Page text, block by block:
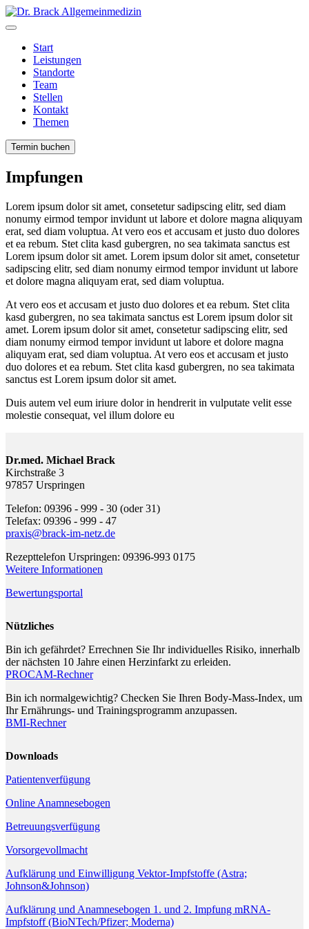
Start
Leistungen
Standorte
Team
Stellen
Kontakt
Themen
Termin buchen
Impfungen
Lorem ipsum dolor sit amet, consetetur sadipscing elitr, sed diam
nonumy eirmod tempor invidunt ut labore et dolore magna aliquyam
erat, sed diam voluptua. At vero eos et accusam et justo duo dolores
et ea rebum. Stet clita kasd gubergren, no sea takimata sanctus est
Lorem ipsum dolor sit amet. Lorem ipsum dolor sit amet, consetetur
sadipscing elitr, sed diam nonumy eirmod tempor invidunt ut labore
et dolore magna aliquyam erat, sed diam voluptua.
At vero eos et accusam et justo duo dolores et ea rebum. Stet clita
kasd gubergren, no sea takimata sanctus est Lorem ipsum dolor sit
amet. Lorem ipsum dolor sit amet, consetetur sadipscing elitr, sed
diam nonumy eirmod tempor invidunt ut labore et dolore magna
aliquyam erat, sed diam voluptua. At vero eos et accusam et justo
duo dolores et ea rebum. Stet clita kasd gubergren, no sea takimata
sanctus est Lorem ipsum dolor sit amet.
Duis autem vel eum iriure dolor in hendrerit in vulputate velit esse
molestie consequat, vel illum dolore eu
Dr.med. Michael Brack
Kirchstraße 3
97857 Urspringen
Telefon: 09396 - 999 - 30 (oder 31)
Telefax: 09396 - 999 - 47
praxis@brack-im-netz.de
Rezepttelefon Urspringen: 09396-993 0175
Weitere Informationen
Bewertungsportal
Nützliches
Bin ich gefährdet? Errechnen Sie Ihr individuelles Risiko, innerhalb
der nächsten 10 Jahre einen Herzinfarkt zu erleiden.
PROCAM-Rechner
Bin ich normalgewichtig? Checken Sie Ihren Body-Mass-Index, um
Ihr Ernährungs- und Trainingsprogramm anzupassen.
BMI-Rechner
Downloads
Patientenverfügung
Online Anamnesebogen
Betreuungsverfügung
Vorsorgevollmacht
Aufklärung und Einwilligung Vektor-Impfstoffe (Astra;
Johnson&Johnson)
Aufklärung und Anamnesebogen 1. und 2. Impfung mRNA-
Impfstoff (BioNTech/Pfizer; Moderna)